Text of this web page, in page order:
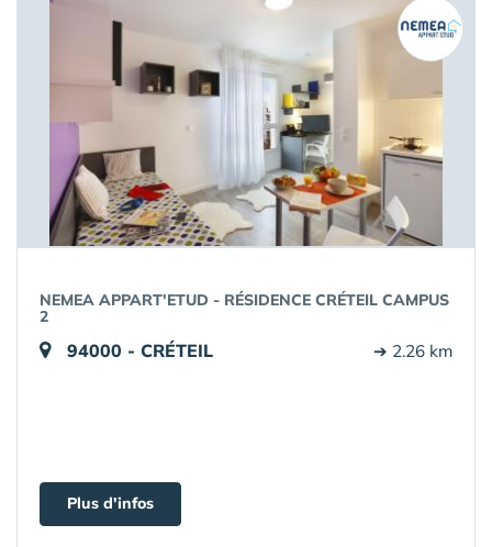
NEMEA APPART'ETUD - RÉSIDENCE CRÉTEIL CAMPUS
2
94000 - CRÉTEIL ➔ 2.26 km
Plus d'infos